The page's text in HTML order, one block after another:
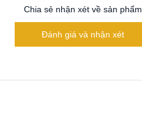
Chia sẻ nhận xét về sản phẩm
Đánh giá và nhận xét